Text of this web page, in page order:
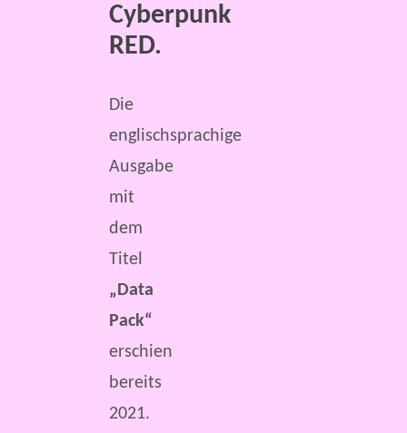
Cyberpunk
RED.
Die
englischsprachige
Ausgabe
mit
dem
Titel
„Data
Pack“
erschien
bereits
2021.